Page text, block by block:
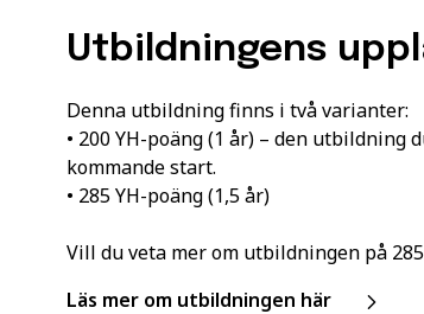
Utbildningens
Denna utbildning finns i två varianter:
• 200 YH-poäng (1 år) – den
kommande start.
• 285 YH-poäng (1,5 år)
Vill du veta mer om utbildningen på 285
Läs mer om utbildningen här